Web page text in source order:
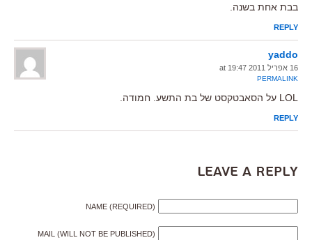
בבת אחת בשנה.
REPLY
yaddo
16 אפריל 2011 at 19:47
PERMALINK
LOL על הסאבטקסט של בת התשע. חמודה.
REPLY
Leave a Reply
NAME (REQUIRED)
MAIL (WILL NOT BE PUBLISHED)